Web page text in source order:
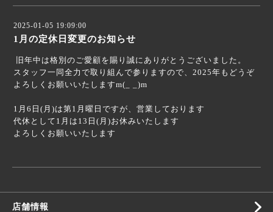
2025-01-05 19:09:00
1月の定休日変更のお知らせ
旧年中は格別のご愛顧を賜り誠にありがとうございました。
スタッフ一同全力で取り組んで参りますので、2025年もどうぞ
よろしくお願いいたしますm(_ _)m
1月6日(月)は第1月曜日ですが、営業しております
代休として1月は13日(月)お休みいたします
よろしくお願いいたします
店舗情報